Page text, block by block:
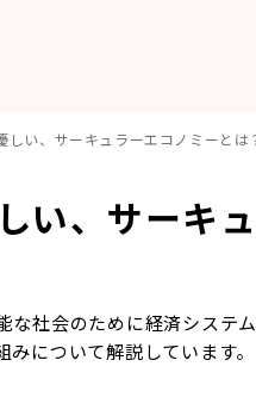
しい、サーキュラーエコノミーとは
い、サーキ
社会のために経済システ
について解説しています。